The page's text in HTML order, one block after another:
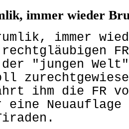
immer wieder
immer
"jungen Welt"
ihm die FR
eine